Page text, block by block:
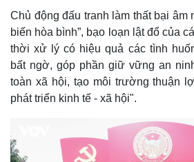
Chủ động đấu tranh làm thất bại âm
biến hòa bình”, bạo loạn lật đổ của
thời xử lý có hiệu quả các tình
bất ngờ, góp phần giữ vững an
toàn xã hội, tạo môi trường thuận
phát triển kinh tế - xã hội".